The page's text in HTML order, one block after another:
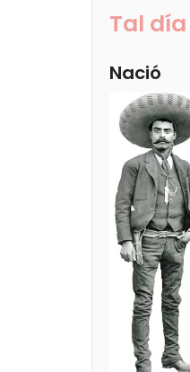
Tal
Nació